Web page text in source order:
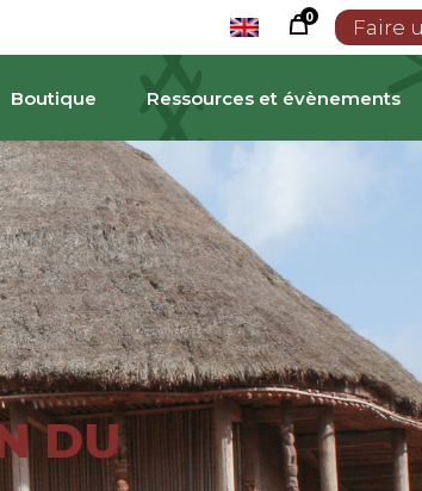
0 Faire
Boutique Ressources et évènements
DU